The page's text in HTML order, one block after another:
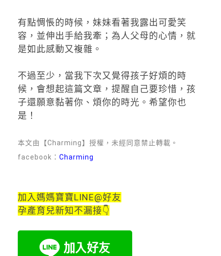
有點惆悵的時候，妹妹看著我露出可愛笑
容，並伸出手給我牽；為人父母的心情，就
是如此感動又複雜。
不過至少，當我下次又覺得孩子好煩的時
候，會想起這篇文章，提醒自己要珍惜，孩
子還願意黏著你、煩你的時光。希望你也
是！
本文由【Charming】授權，未經同意禁止轉載。
facebook： Charming
加入媽媽寶寶LINE@好友
孕產育兒新知不漏接👇